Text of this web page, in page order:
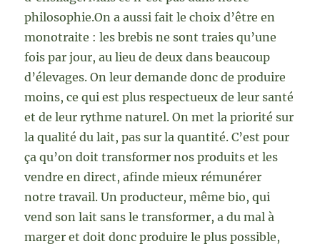
philosophie.On a aussi fait le choix d’être en
monotraite : les brebis ne sont traies qu’une
fois par jour, au lieu de deux dans beaucoup
d’élevages. On leur demande donc de produire
moins, ce qui est plus respectueux de leur santé
et de leur rythme naturel. On met la priorité sur
la qualité du lait, pas sur la quantité. C’est pour
ça qu’on doit transformer nos produits et les
vendre en direct, afinde mieux rémunérer
notre travail. Un producteur, même bio, qui
vend son lait sans le transformer, a du mal à
marger et doit donc produire le plus possible,